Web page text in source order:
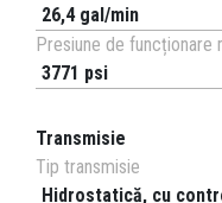
26,4 gal/min
Presiune de funcționare
3771 psi
Transmisie
Tip transmisie
Hidrostatică, cu